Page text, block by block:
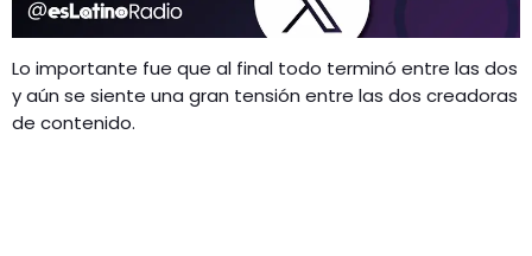
Lo importante fue que al final todo terminó entre las dos
y aún se siente una gran tensión entre las dos creadoras
de contenido.